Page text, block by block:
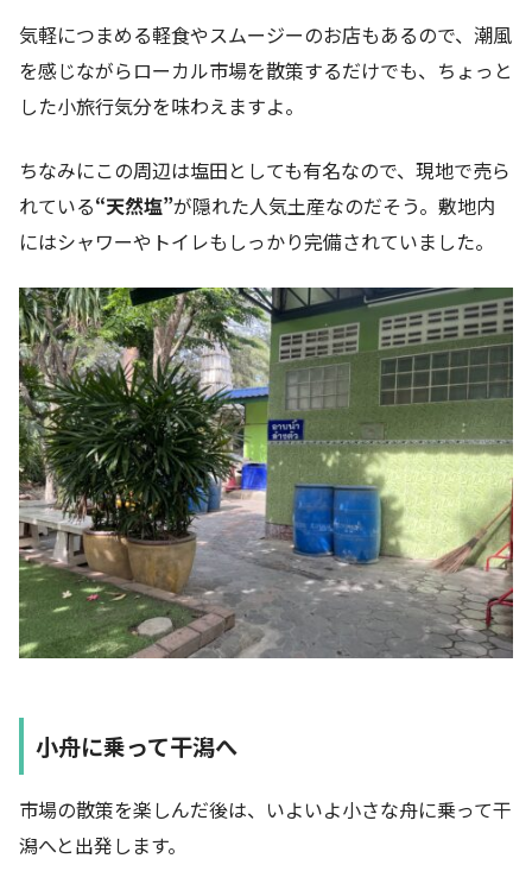
気軽につまめる軽食やスムージーのお店もあるので、潮風
を感じながらローカル市場を散策するだけでも、ちょっと
した小旅行気分を味わえますよ。
ちなみにこの周辺は塩田としても有名なので、現地で売ら
れている“天然塩”が隠れた人気土産なのだそう。敷地内
にはシャワーやトイレもしっかり完備されていました。
小舟に乗って干潟へ
市場の散策を楽しんだ後は、いよいよ小さな舟に乗って干
潟へと出発します。